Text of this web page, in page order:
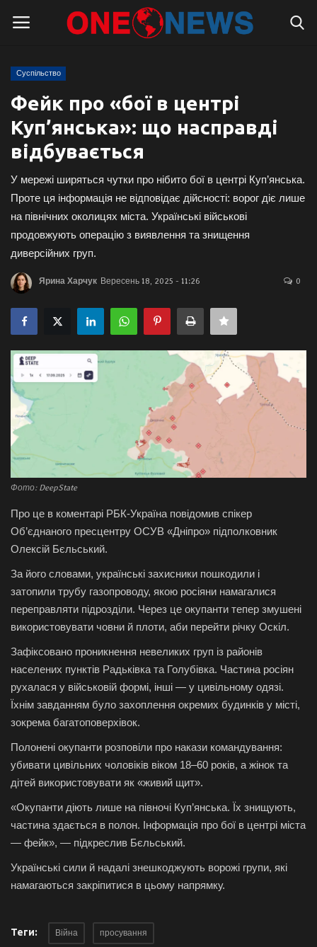
Логін
Головна
Контакти
Про нас
Підтримати проєкт
Правила для блогерів
Суспільство
Політика
Економіка
Технології
Спорт
Авто
Мова
Суспільство
Фейк про «бої в центрі
Куп’янська»: що насправді
відбувається
У мережі ширяться чутки про нібито бої в центрі Куп’янська.
Проте ця інформація не відповідає дійсності: ворог діє лише
на північних околицях міста. Українські військові
продовжують операцію з виявлення та знищення
диверсійних груп.
Ярина Харчук Вересень 18, 2025 - 11:26 0
Фото: DeepState
Про це в коментарі РБК-Україна повідомив спікер
Об’єднаного пресцентру ОСУВ «Дніпро» підполковник
Олексій Бєльський.
За його словами, українські захисники пошкодили і
затопили трубу газопроводу, якою росіяни намагалися
переправляти підрозділи. Через це окупанти тепер змушені
використовувати човни й плоти, аби перейти річку Оскіл.
Зафіксовано проникнення невеликих груп із районів
населених пунктів Радьківка та Голубівка. Частина росіян
рухалася у військовій формі, інші — у цивільному одязі.
Їхнім завданням було захоплення окремих будинків у місті,
зокрема багатоповерхівок.
Полонені окупанти розповіли про накази командування:
убивати цивільних чоловіків віком 18–60 років, а жінок та
дітей використовувати як «живий щит».
«Окупанти діють лише на півночі Куп’янська. Їх знищують,
частина здається в полон. Інформація про бої в центрі міста
— фейк», — підкреслив Бєльський.
Українські сили й надалі знешкоджують ворожі групи, які
намагаються закріпитися в цьому напрямку.
Теги: Війна просування